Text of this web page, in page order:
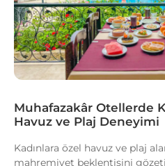
Muhafazakâr Otellerde
Havuz ve Plaj Deneyimi
Kadınlara özel havuz ve plaj
mahremiyet beklentisini